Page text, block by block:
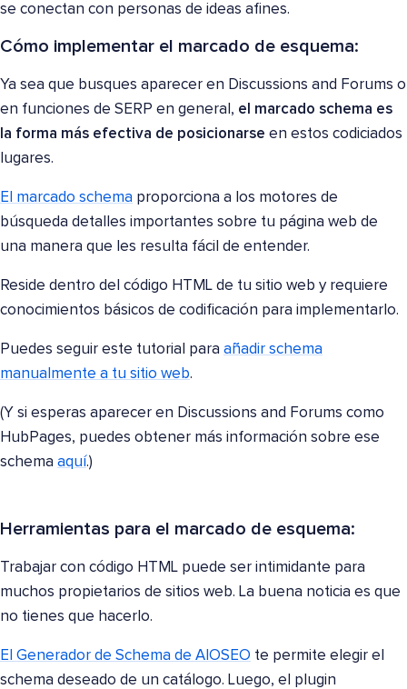
se conectan con personas de ideas afines.
Cómo implementar el marcado de esquema:
Ya sea que busques aparecer en Discussions and Forums o
en funciones de SERP en general, el marcado schema es
la forma más efectiva de posicionarse en estos codiciados
lugares.
El marcado schema proporciona a los motores de
búsqueda detalles importantes sobre tu página web de
una manera que les resulta fácil de entender.
Reside dentro del código HTML de tu sitio web y requiere
conocimientos básicos de codificación para implementarlo.
Puedes seguir este tutorial para añadir schema
manualmente a tu sitio web.
(Y si esperas aparecer en Discussions and Forums como
HubPages, puedes obtener más información sobre ese
schema aquí.)
Herramientas para el marcado de esquema:
Trabajar con código HTML puede ser intimidante para
muchos propietarios de sitios web. La buena noticia es que
no tienes que hacerlo.
El Generador de Schema de AIOSEO te permite elegir el
schema deseado de un catálogo. Luego, el plugin